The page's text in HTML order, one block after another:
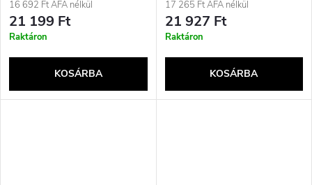
16 692 Ft ÁFA nélkül
21 199 Ft
Raktáron
KOSÁRBA
17 265 Ft ÁFA nélkül
21 927 Ft
Raktáron
KOSÁRBA